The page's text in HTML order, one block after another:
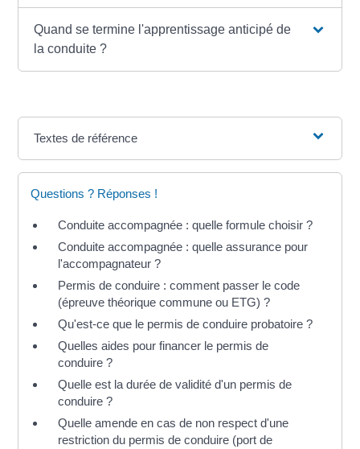
Quand se termine l'apprentissage anticipé de
la conduite ?
Textes de référence
Questions ? Réponses !
Conduite accompagnée : quelle formule choisir ?
Conduite accompagnée : quelle assurance pour
l'accompagnateur ?
Permis de conduire : comment passer le code
(épreuve théorique commune ou ETG) ?
Qu'est-ce que le permis de conduire probatoire ?
Quelles aides pour financer le permis de
conduire ?
Quelle est la durée de validité d'un permis de
conduire ?
Quelle amende en cas de non respect d'une
restriction du permis de conduire (port de